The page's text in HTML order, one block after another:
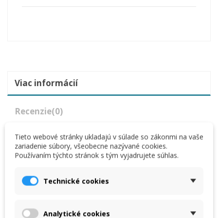
Viac informácií
Recenzie(0)
Popis
Stupnica na meranie je vľavo s dĺžkou 6500
Materiál padá pod nohy, čo je výhoda manipulácie
Vstup a výber materiálu obsiahnete z jedného
pracovnej šírky
Tieto webové stránky ukladajú v súlade so zákonmi na vaše
zariadenie súbory, všeobecne nazývané cookies.
Používaním týchto stránok s tým vyjadrujete súhlas.
Technické cookies
Analytické cookies